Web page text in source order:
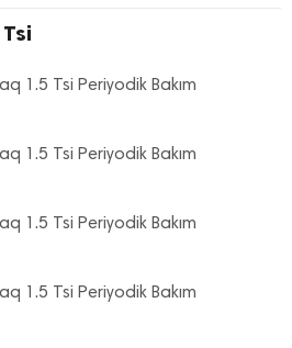
1.5 Tsi Periyodik Bakım
1.5 Tsi Periyodik Bakım
1.5 Tsi Periyodik Bakım
1.5 Tsi Periyodik Bakım